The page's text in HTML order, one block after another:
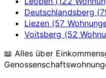
Deutschlandsberg
Liezen (57
Voitsberg (52
📖 Alles über